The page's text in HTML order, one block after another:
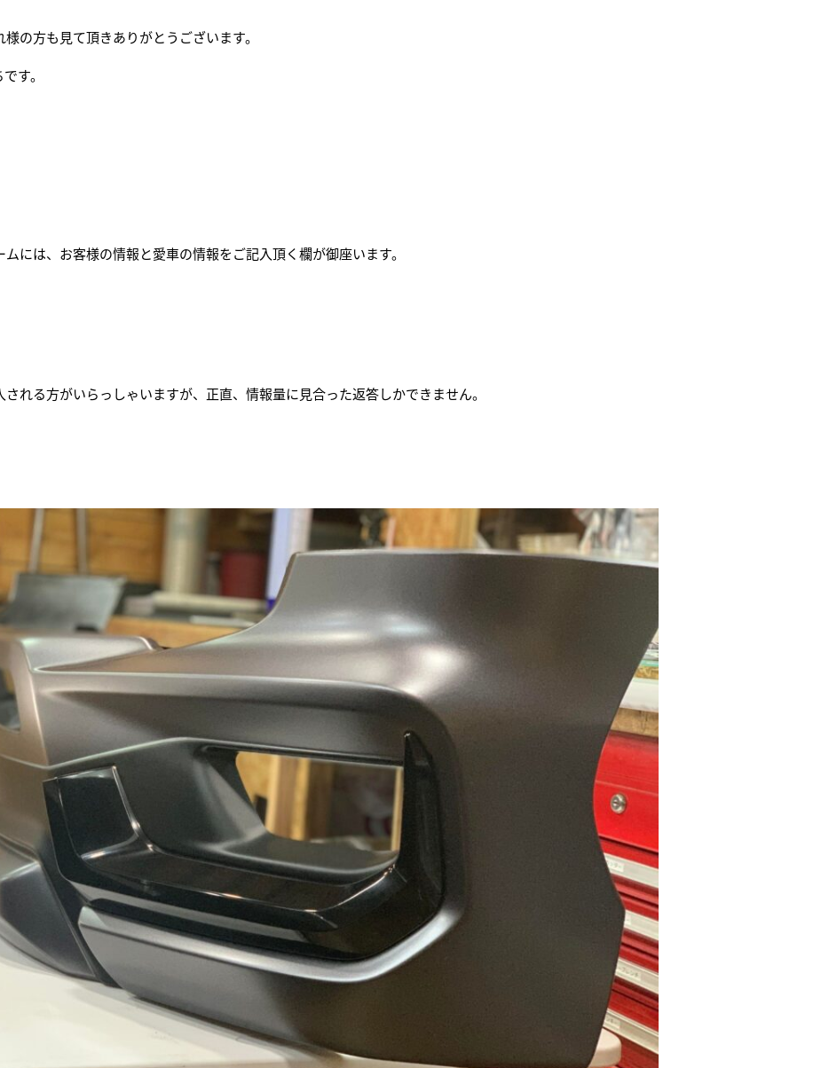
の方も見て頂きありがとうございます。
す。
には、お客様の情報と愛車の情報をご記入頂く欄が御座います。
れる方がいらっしゃいますが、正直、情報量に見合った返答しかできません。